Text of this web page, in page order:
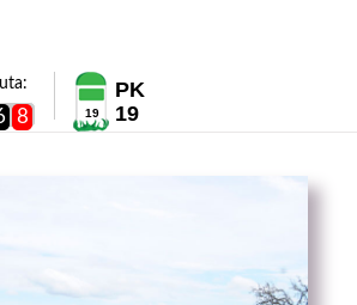
8 19
PK
19